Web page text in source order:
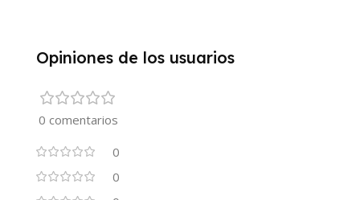
Opiniones de los usuarios
0 comentarios
0
0